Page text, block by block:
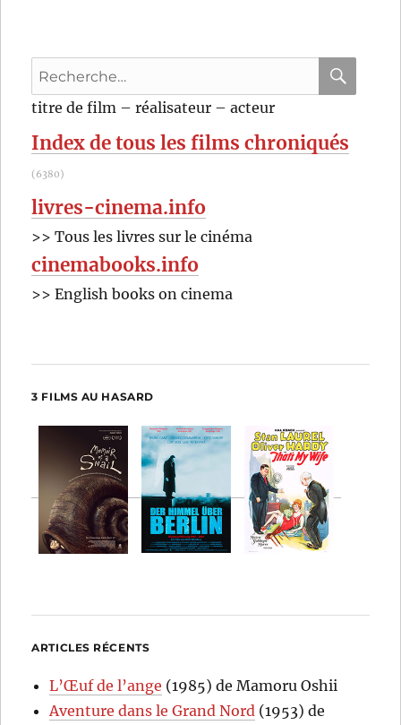
Recherche
pour
:
titre de film – réalisateur – acteur
Index de tous les films chroniqués
(6380)
livres-cinema.info
>> Tous les livres sur le cinéma
cinemabooks.info
>> English books on cinema
3 FILMS AU HASARD
ARTICLES RÉCENTS
L’Œuf de l’ange (1985) de Mamoru Oshii
Aventure dans le Grand Nord (1953) de